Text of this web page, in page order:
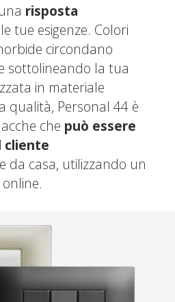
risposta
tue esigenze. Colori
circondano
sottolineando la tua
in materiale
qualità, Personal 44 è
che può essere
cliente
da casa, utilizzando un